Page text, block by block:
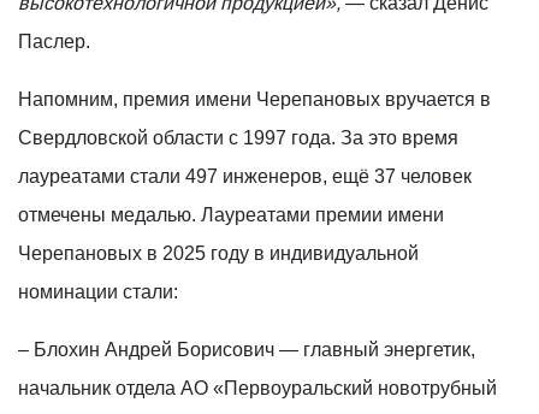
Паслер.
Напомним, премия имени Черепановых вручается в
Свердловской области с 1997 года. За это время
лауреатами стали 497 инженеров, ещё 37 человек
отмечены медалью. Лауреатами премии имени
Черепановых в 2025 году в индивидуальной
номинации стали:
– Блохин Андрей Борисович — главный энергетик,
начальник отдела АО «Первоуральский новотрубный